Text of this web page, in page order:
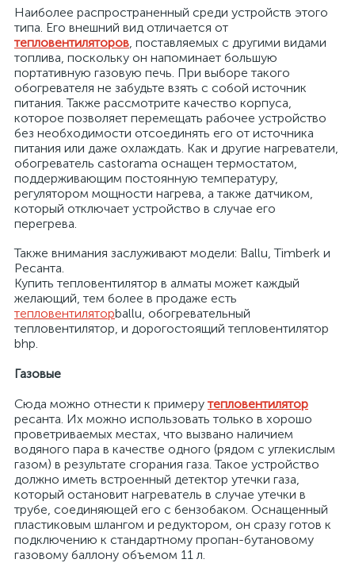
Наиболее распространенный среди устройств этого
типа. Его внешний вид отличается от
тепловентиляторов, поставляемых с другими видами
топлива, поскольку он напоминает большую
портативную газовую печь. При выборе такого
обогревателя не забудьте взять с собой источник
питания. Также рассмотрите качество корпуса,
которое позволяет перемещать рабочее устройство
без необходимости отсоединять его от источника
питания или даже охлаждать. Как и другие нагреватели,
обогреватель castorama оснащен термостатом,
поддерживающим постоянную температуру,
регулятором мощности нагрева, а также датчиком,
который отключает устройство в случае его
перегрева.
Также внимания заслуживают модели: Ballu, Timberk и
Ресанта.
Купить тепловентилятор в алматы может каждый
желающий, тем более в продаже есть
тепловентиляторballu, обогревательный
тепловентилятор, и дорогостоящий тепловентилятор
bhp.
Газовые
Сюда можно отнести к примеру тепловентилятор
ресанта. Их можно использовать только в хорошо
проветриваемых местах, что вызвано наличием
водяного пара в качестве одного (рядом с углекислым
газом) в результате сгорания газа. Такое устройство
должно иметь встроенный детектор утечки газа,
который остановит нагреватель в случае утечки в
трубе, соединяющей его с бензобаком. Оснащенный
пластиковым шлангом и редуктором, он сразу готов к
подключению к стандартному пропан-бутановому
газовому баллону объемом 11 л.